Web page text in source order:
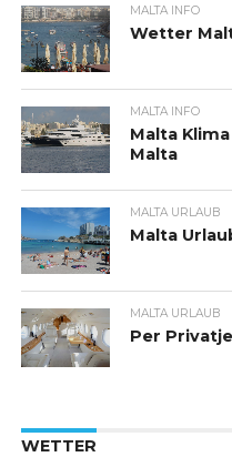
MALTA INFO
Wetter
MALTA INFO
Malta
Malta
MALTA URLAUB
Malta
MALTA URLAUB
Per
WETTER